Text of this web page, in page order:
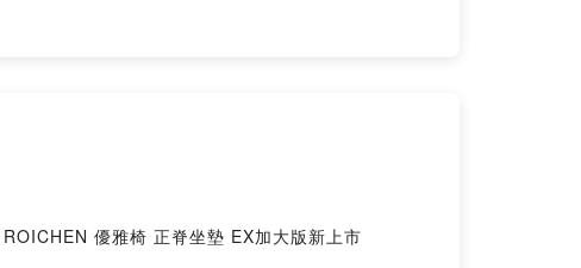
優雅椅 正脊坐墊 EX加大版新上市